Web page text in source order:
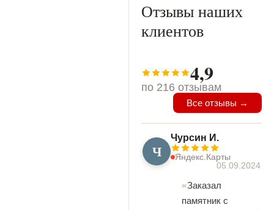
Отзывы наших
клиентов
4,9
по 216 отзывам
Все отзывы →
Ч
Чурсин И.
Яндекс.Карты
05.09.2024
Заказал
памятник с